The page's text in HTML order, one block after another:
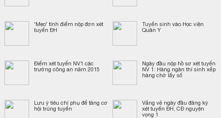
'Mẹo' tính điểm nộp đơn xét
tuyển ĐH
Tuyển sinh vào Học viện
Quân Y
Điểm xét tuyển NV1 các
trường công an năm 2015
Ngày đầu nộp hồ sơ xét tuyển
NV 1: Hàng ngàn thí sinh xếp
hàng chờ lấy số
Lưu ý tiêu chí phụ để tăng cơ
hội trúng tuyển
Vắng vẻ ngày đầu đăng ký
xét tuyển ĐH, CĐ nguyện
vọng 1